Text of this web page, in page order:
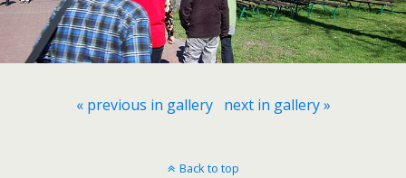
« previous in gallery next in gallery »
Back to top